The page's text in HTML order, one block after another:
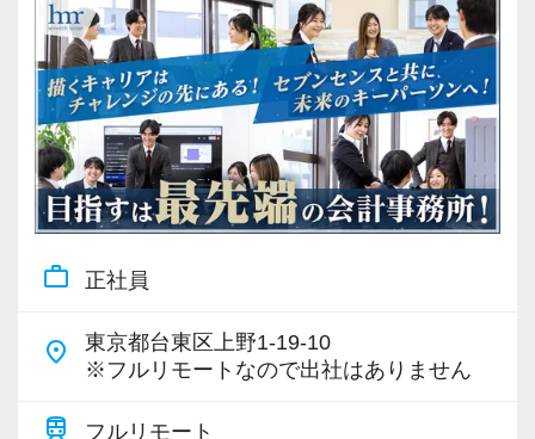
・会計・税務・財務・労務まで対応
・専門家が在籍しワンストップ支援
＜学びを後押し＞
・書籍購入費／研修費は全額会社負担
・隔月で税法・実務の学習会あり
・資格取得を目指す社員が多数
＜募集の背景＞
・組織力強化に向けた採用
work_outline 正社員
place
東京都台東区上野1-19-10
※フルリモートなので出社はありません
train フルリモート